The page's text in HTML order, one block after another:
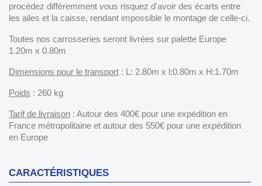
procédez différemment vous risquez d'avoir des écarts entre
les ailes et la caisse, rendant impossible le montage de celle-ci.
Toutes nos carrosseries seront livrées sur palette Europe
1.20m x 0.80m
Dimensions pour le transport : L: 2.80m x l:0.80m x H:1.70m
Poids : 260 kg
Tarif de livraison : Autour des 400€ pour une expédition en
France métropolitaine et autour des 550€ pour une expédition
en Europe
CARACTÉRISTIQUES